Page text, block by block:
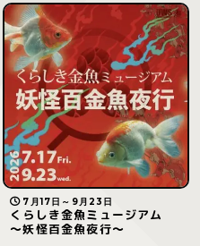
7月17日～9月23日
くらしき金魚ミュージアム
～妖怪百金魚夜行～